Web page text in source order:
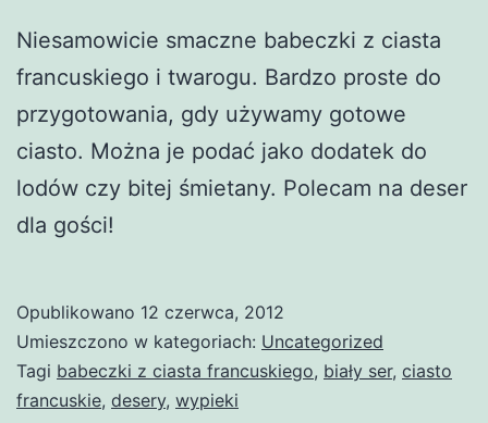
Niesamowicie smaczne babeczki z ciasta
francuskiego i twarogu. Bardzo proste do
przygotowania, gdy używamy gotowe
ciasto. Można je podać jako dodatek do
lodów czy bitej śmietany. Polecam na deser
dla gości!
Opublikowano 12 czerwca, 2012
Umieszczono w kategoriach: Uncategorized
Tagi babeczki z ciasta francuskiego, biały ser, ciasto
francuskie, desery, wypieki